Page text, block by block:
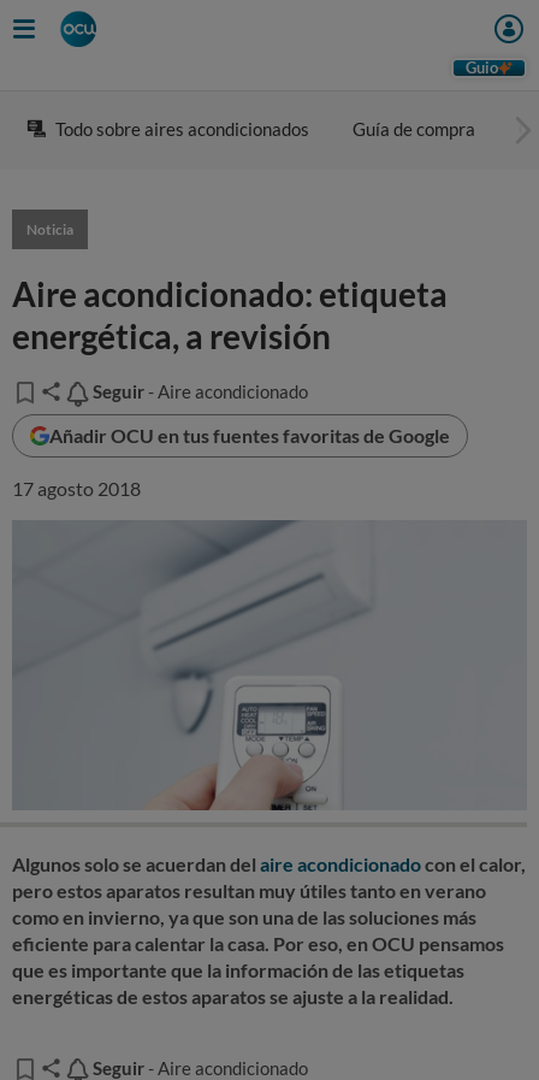
Guio
Todo sobre aires acondicionados Guía de compra
Noticia
Aire acondicionado: etiqueta
energética, a revisión
Seguir
Seguir - Aire acondicionado
Añadir OCU en tus fuentes favoritas de Google
17 agosto 2018
Algunos solo se acuerdan del aire acondicionadocon el calor,
pero estos aparatos resultan muy útiles tanto en verano
como en invierno, ya que son una de las soluciones más
eficiente para calentar la casa. Por eso, en OCU pensamos
que es importante que la información de las etiquetas
energéticas de estos aparatos se ajuste a la realidad.
Seguir
Seguir - Aire acondicionado